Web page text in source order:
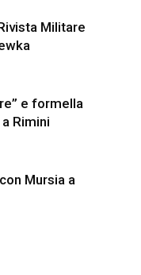
Militare
e formella
Rimini
Mursia a